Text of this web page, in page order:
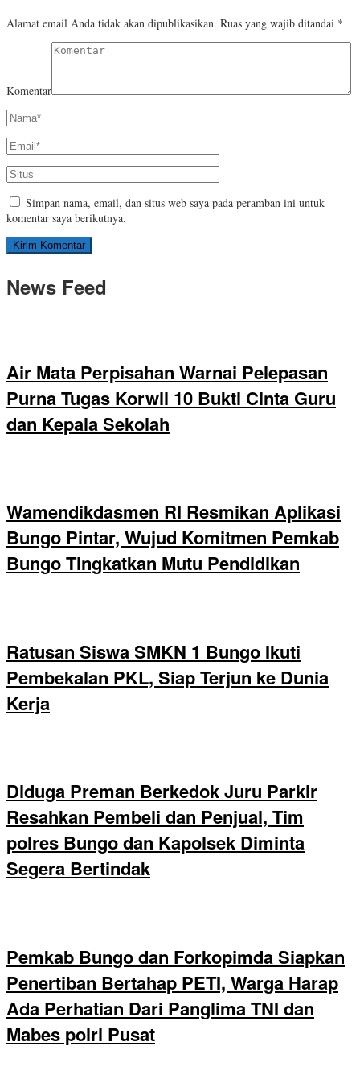
Alamat email Anda tidak akan dipublikasikan. Ruas yang wajib ditandai *
Komentar
Simpan nama, email, dan situs web saya pada peramban ini untuk
komentar saya berikutnya.
News Feed
Air Mata Perpisahan Warnai Pelepasan
Purna Tugas Korwil 10 Bukti Cinta Guru
dan Kepala Sekolah
Wamendikdasmen RI Resmikan Aplikasi
Bungo Pintar, Wujud Komitmen Pemkab
Bungo Tingkatkan Mutu Pendidikan
Ratusan Siswa SMKN 1 Bungo Ikuti
Pembekalan PKL, Siap Terjun ke Dunia
Kerja
Diduga Preman Berkedok Juru Parkir
Resahkan Pembeli dan Penjual, Tim
polres Bungo dan Kapolsek Diminta
Segera Bertindak
Pemkab Bungo dan Forkopimda Siapkan
Penertiban Bertahap PETI, Warga Harap
Ada Perhatian Dari Panglima TNI dan
Mabes polri Pusat